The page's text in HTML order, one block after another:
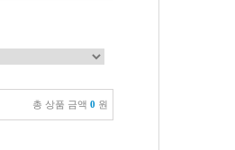
총 상품 금액 0 원